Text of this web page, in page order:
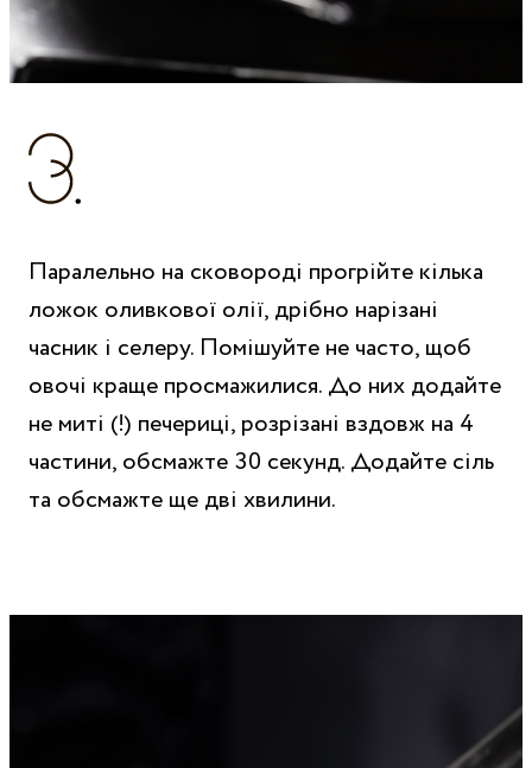
Паралельно на сковороді прогрійте кілька
ложок оливкової олії, дрібно нарізані
часник і селеру. Помішуйте не часто, щоб
овочі краще просмажилися. До них додайте
не миті (!) печериці, розрізані вздовж на 4
частини, обсмажте 30 секунд. Додайте сіль
та обсмажте ще дві хвилини.